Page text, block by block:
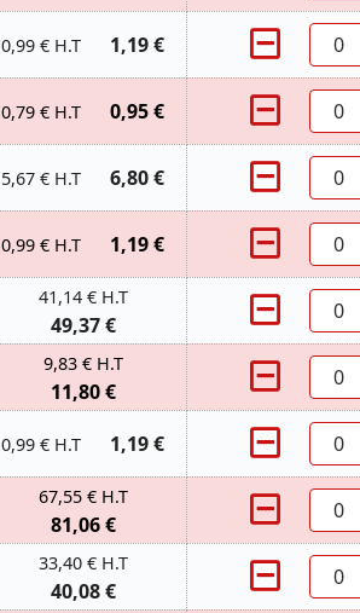
0,99 € H.T 1,19 €
0,79 € H.T 0,95 €
5,67 € H.T 6,80 €
0,99 € H.T 1,19 €
41,14 € H.T
49,37 €
9,83 € H.T
11,80 €
0,99 € H.T 1,19 €
67,55 € H.T
81,06 €
33,40 € H.T
40,08 €